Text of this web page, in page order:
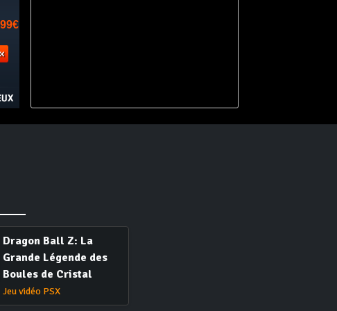
Dragon Ball Z: La
Grande Légende des
Boules de Cristal
Jeu vidéo PSX